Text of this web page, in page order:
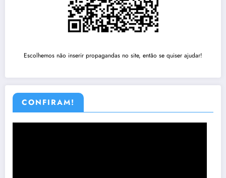
Escolhemos não inserir propagandas no site, então se quiser ajudar!
CONFIRAM!